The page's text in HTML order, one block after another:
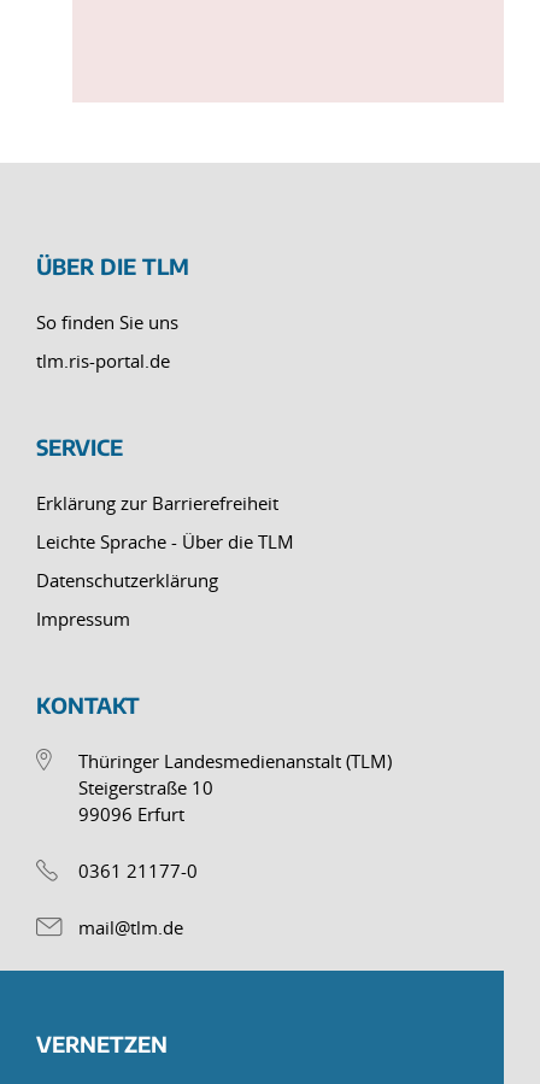
ÜBER DIE TLM
So finden Sie uns
tlm.ris-portal.de
SERVICE
Erklärung zur Barrierefreiheit
Leichte Sprache - Über die TLM
Datenschutzerklärung
Impressum
KONTAKT
Thüringer Landesmedienanstalt (TLM)
Steigerstraße 10
99096 Erfurt
0361 21177-0
mail@tlm.de
VERNETZEN